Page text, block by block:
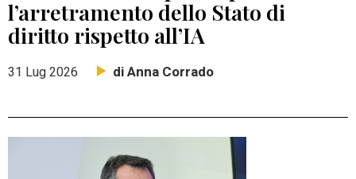
l’arretramento dello Stato di
diritto rispetto all’IA
31 Lug 2026 di Anna Corrado